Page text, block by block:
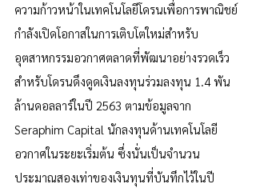
ความก้าวหน้าในเทคโนโลยีโดรนเพื่อการพาณิชย์
กำลังเปิดโอกาสในการเติบโตใหม่สำหรับ
อุตสาหกรรมอวกาศตลาดที่พัฒนาอย่างรวดเร็ว
สำหรับโดรนดึงดูดเงินลงทุนร่วมลงทุน 1.4 พัน
ล้านดอลลาร์ในปี 2563 ตามข้อมูลจาก
Seraphim Capital นักลงทุนด้านเทคโนโลยี
อวกาศในระยะเริ่มต้น ซึ่งนั่นเป็นจำนวน
ประมาณสองเท่าของเงินทุนที่บันทึกไว้ในปี